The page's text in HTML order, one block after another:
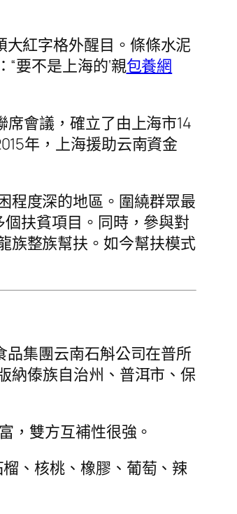
大紅字格外醒目。條條水泥
要不是上海的‘親包養網
會議，確立了由上海市14
年，上海援助云南資金
程度深的地區。圍繞群眾最
扶貧項目。同時，參與對
族整族幫扶。如今幫扶模式
品集團云南石斛公司在普所
納傣族自治州、普洱市、保
，雙方互補性很強。
、核桃、橡膠、葡萄、辣